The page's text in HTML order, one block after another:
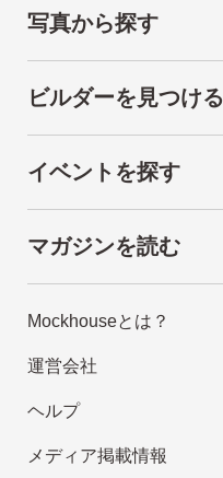
写真から探す
ビルダーを見つける
イベントを探す
マガジンを読む
Mockhouseとは？
運営会社
ヘルプ
メディア掲載情報